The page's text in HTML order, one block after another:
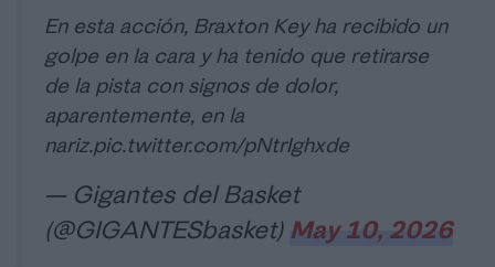
En esta acción, Braxton Key ha recibido un
golpe en la cara y ha tenido que retirarse
de la pista con signos de dolor,
aparentemente, en la
nariz.pic.twitter.com/pNtrIghxde
— Gigantes del Basket
(@GIGANTESbasket) May 10, 2026